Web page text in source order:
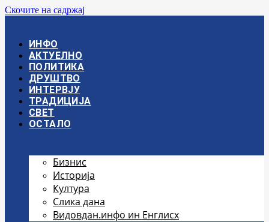
Скочите на садржај
ИНФО
АКТУЕЛНО
ПОЛИТИКА
ДРУШТВО
ИНТЕРВЈУ
ТРАДИЦИЈА
СВЕТ
ОСТАЛО
Бизнис
Историја
Култура
Слика дана
Видовдан.инфо ин Енглисх